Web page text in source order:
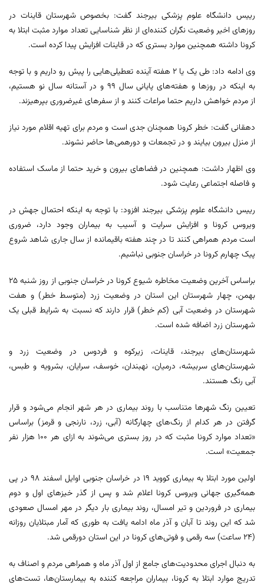
رییس دانشگاه علوم پزشکی بیرجند گفت: بخصوص شهرستان قاینات در
روزهای اخیر وضعیت نگران کننده‌ای از نظر شناسایی تعداد موارد مثبت ابتلا به
کرونا داشته همچنین موارد بستری که در قاینات افزایش پیدا کرده است.
وی ادامه داد: طی یک یا ۲ هفته آینده تعطیلی‌هایی را پیش رو داریم و با توجه
به اینکه در روزها و هفته‌های پایانی سال ۹۹ و در آستانه سال نو هستیم،
از مردم خواهش داریم حتما مراعات کنند و از سفرهای غیرضروری بپرهیزند.
دهقانی گفت: خطر کرونا همچنان جدی است و مردم برای تهیه اقلام مورد نیاز
از منزل بیرون بیایند و در تجمعات و دورهمی‌ها حاضر نشوند.
وی اظهار داشت: همچنین در فضاهای بیرون و خرید حتما از ماسک استفاده
و فاصله اجتماعی رعایت شود.
رییس دانشگاه علوم پزشکی بیرجند افزود: با توجه به اینکه احتمال جهش در
ویروس کرونا و افزایش سرایت و آسیب به بیماران وجود دارد، ضروری
است مردم همراهی کنند تا در چند هفته باقیمانده از سال جاری شاهد شروع
پیک چهارم کرونا در خراسان جنوبی نباشیم.
براساس آخرین وضعیت مخاطره شیوع کرونا در خراسان جنوبی از روز شنبه ۲۵
بهمن، چهار شهرستان این استان در وضعیت زرد (متوسط خطر) و هفت
شهرستان در وضعیت آبی (کم خطر) قرار دارند که نسبت به شرایط قبلی یک
شهرستان زرد اضافه شده است.
شهرستان‌های بیرجند، قاینات، زیرکوه و فردوس در وضعیت زرد و
شهرستان‌های سربیشه، درمیان، نهبندان، خوسف، سرایان، بشرویه و طبس،
آبی رنگ هستند.
تعیین رنگ شهرها متناسب با روند بیماری در هر شهر انجام می‌شود و قرار
گرفتن در هر کدام از رنگ‌های چهارگانه (آبی، زرد، نارنجی و قرمز) براساس
«تعداد موارد کرونا مثبت که در روز بستری می‌شوند به ازای هر ۱۰۰ هزار نفر
جمعیت» است.
اولین مورد ابتلا به بیماری کووید ۱۹ در خراسان جنوبی اوایل اسفند ۹۸ در پی
همه‌گیری جهانی ویروس کرونا اعلام شد و پس از گذر خیزهای اول و دوم
بیماری در فروردین و تیر امسال، روند بیماری بار دیگر در مهر امسال صعودی
شد که این روند تا آبان و آذر ماه ادامه یافت به طوری که آمار مبتلایان روزانه
(۲۴ ساعت) سه رقمی و فوتی‌های کرونا در این استان دورقمی شد.
به دنبال اجرای محدودیت‌های جامع از اول آذر ماه و همراهی مردم و اصناف به
تدریج موارد ابتلا به کرونا، بیماران مراجعه کننده به بیمارستان‌ها، تست‌های